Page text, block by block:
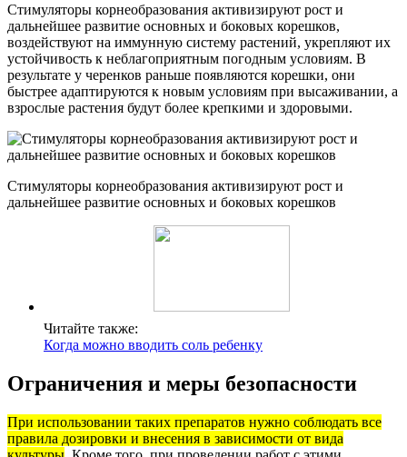
Стимуляторы корнеобразования активизируют рост и
дальнейшее развитие основных и боковых корешков,
воздействуют на иммунную систему растений, укрепляют их
устойчивость к неблагоприятным погодным условиям. В
результате у черенков раньше появляются корешки, они
быстрее адаптируются к новым условиям при высаживании, а
взрослые растения будут более крепкими и здоровыми.
Стимуляторы корнеобразования активизируют рост и
дальнейшее развитие основных и боковых корешков
Читайте также:
Когда можно вводить соль ребенку
Ограничения и меры безопасности
При использовании таких препаратов нужно соблюдать все
правила дозировки и внесения в зависимости от вида